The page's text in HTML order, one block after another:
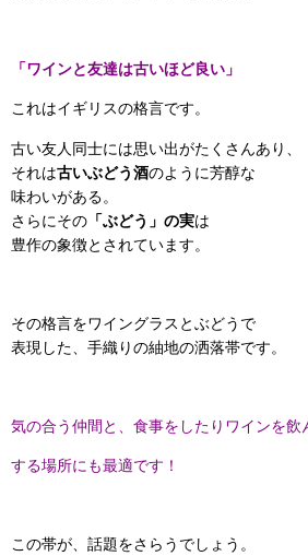
「ワインと友達は古いほど良い」
これはイギリスの格言です。
古い友人同士には思い出がたくさんあり、
それは古いぶどう酒のように芳醇な
味わいがある。
さらにその 「ぶどう」の実は
豊作の象徴とされています。
その格言をワイングラスとぶどうで
表現した、手織りの紬地の洒落帯です。
気の合う仲間と、食事をしたりワインを飲
する場所にも最適です！
この帯が、話題をさらうでしょう。